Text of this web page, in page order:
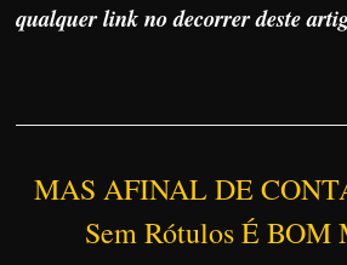
qualquer link no decorrer deste
MAS AFINAL DE
Sem Rótulos É BOM